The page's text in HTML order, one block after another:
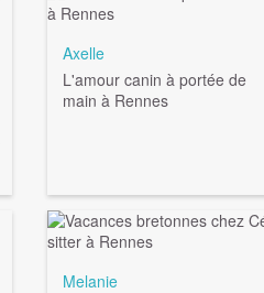
Axelle
L'amour canin à portée de
main à Rennes
Melanie